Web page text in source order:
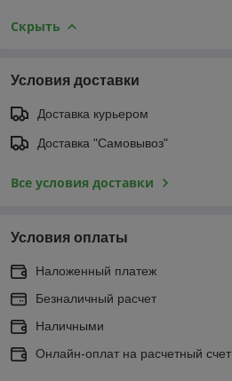
Скрыть
Условия доставки
Доставка курьером
Доставка "Самовывоз"
Все условия доставки
Условия оплаты
Наложенный платеж
Безналичный расчет
Наличными
Онлайн-оплат на расчетный счет